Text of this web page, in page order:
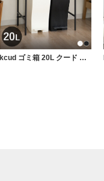
kcud ゴミ箱 20L クード スリムペダル ミニ キャスター付き ふた付き I'mD アイムディー IMD-KUP0007